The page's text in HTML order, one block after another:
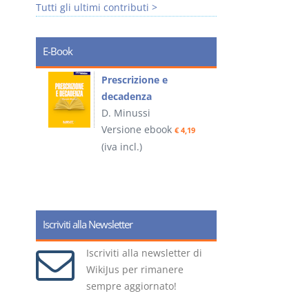
Tutti gli ultimi contributi >
E-Book
Prescrizione e
decadenza
D. Minussi
Versione ebook € 4,19
(iva incl.)
Iscriviti alla Newsletter
Iscriviti alla newsletter di
WikiJus per rimanere
sempre aggiornato!